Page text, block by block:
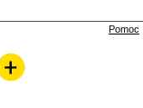
Pomoc